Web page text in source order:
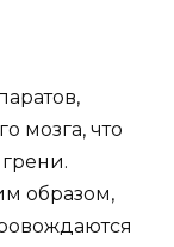
мозга, что
образом,